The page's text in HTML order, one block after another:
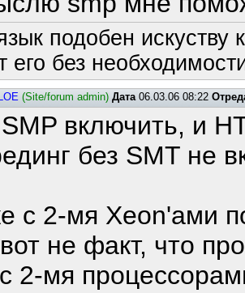
подобен
его без
LOE (Site/forum admin) Дата06.03.06 08:22
включить, и
без SMT не
с 2-мя Xeon'ами
не факт, что
2-мя